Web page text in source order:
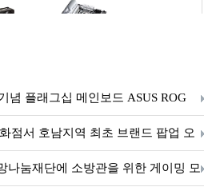
념 플래그십 메인보드 ASUS ROG
국내 출시 예정
점서 호남지역 최초 브랜드 팝업 오
나눔재단에 소방관을 위한 게이밍 모